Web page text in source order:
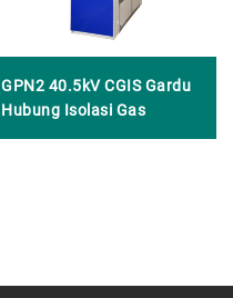
GPN2 40.5kV CGIS Gardu
Hubung Isolasi Gas